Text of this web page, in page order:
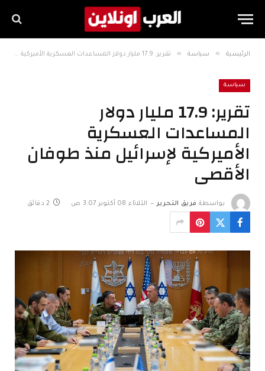
الرئيسية » سياسة » تقرير: 17.9 مليار دولار المساعدات العسكرية الأميركية لإسرائيل منذ طوفان الأقصى
سياسة
تقرير: 17.9 مليار دولار
المساعدات العسكرية
الأميركية لإسرائيل منذ طوفان
الأقصى
بواسطة فريق التحرير الثلاثاء 08 أكتوبر 3:07 ص 2 دقائق